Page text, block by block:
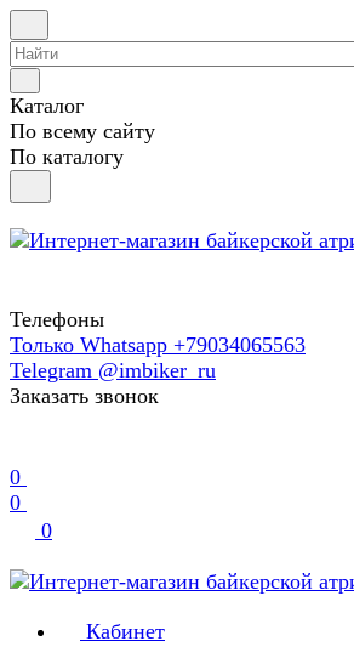
Каталог
По всему сайту
По каталогу
Телефоны
Только Whatsapp +79034065563
Telegram @imbiker_ru
Заказать звонок
0
0
0
Кабинет